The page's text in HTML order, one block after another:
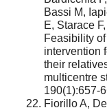
Bassi M,
E, Starace
Feasibility
intervention
their
multicentre
190(1):657-
Fiorillo A,